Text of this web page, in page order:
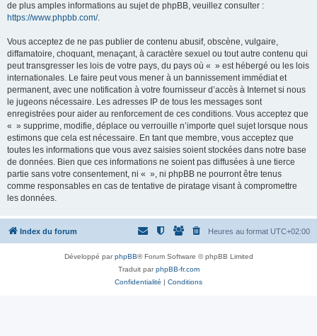
de plus amples informations au sujet de phpBB, veuillez consulter :
https://www.phpbb.com/.
Vous acceptez de ne pas publier de contenu abusif, obscène, vulgaire,
diffamatoire, choquant, menaçant, à caractère sexuel ou tout autre contenu qui
peut transgresser les lois de votre pays, du pays où « » est hébergé ou les lois
internationales. Le faire peut vous mener à un bannissement immédiat et
permanent, avec une notification à votre fournisseur d’accès à Internet si nous
le jugeons nécessaire. Les adresses IP de tous les messages sont
enregistrées pour aider au renforcement de ces conditions. Vous acceptez que
« » supprime, modifie, déplace ou verrouille n’importe quel sujet lorsque nous
estimons que cela est nécessaire. En tant que membre, vous acceptez que
toutes les informations que vous avez saisies soient stockées dans notre base
de données. Bien que ces informations ne soient pas diffusées à une tierce
partie sans votre consentement, ni « », ni phpBB ne pourront être tenus
comme responsables en cas de tentative de piratage visant à compromettre
les données.
Index du forum Heures au format UTC+02:00
Développé parphpBB® Forum Software © phpBB Limited
Traduit parphpBB-fr.com
Confidentialité | Conditions